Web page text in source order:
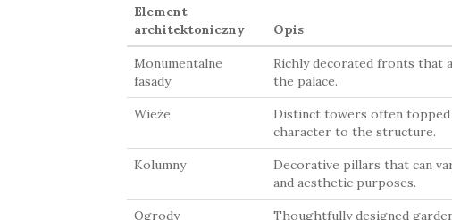
Element
architektoniczny
Opis
Monumentalne
fasady
Richly decorated fronts
the palace.
Wieże
Distinct towers often topped
character to the structure.
Kolumny
Decorative pillars that can
and aesthetic purposes.
Ogrody
Thoughtfully designed